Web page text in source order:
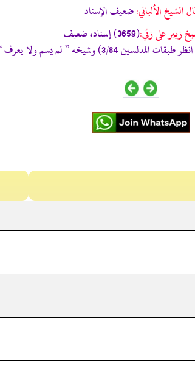
الشيخ الألباني:ضعيف الإسناد
زبير على زئي:(3659) إسناده ضعيف
” لم يسم ولا يعرف “ (تق:8488)